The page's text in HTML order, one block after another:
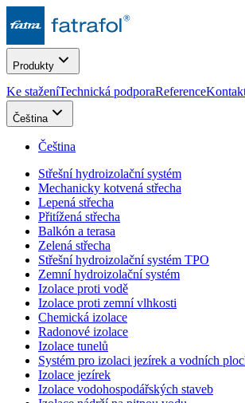
Produkty
Ke staženíTechnická podporaReference
Čeština
Čeština
Střešní hydroizolační systém
Mechanicky kotvená střecha
Lepená střecha
Přitížená střecha
Balkón a terasa
Zelená střecha
Střešní hydroizolační systém TPO
Zemní hydroizolační systém
Izolace proti vodě
Izolace proti zemní vlhkosti
Chemická izolace
Radonové izolace
Izolace tunelů
Systém pro izolaci jezírek a vodních
Izolace jezírek
Izolace vodohospodářských staveb